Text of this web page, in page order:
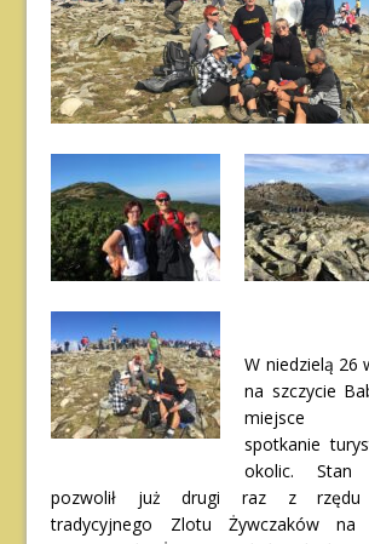
W niedzielą 26
na szczycie
miejsce
spotkanie
okolic. Stan
pozwolił już drugi raz z rzędu
tradycyjnego Zlotu Żywczaków na